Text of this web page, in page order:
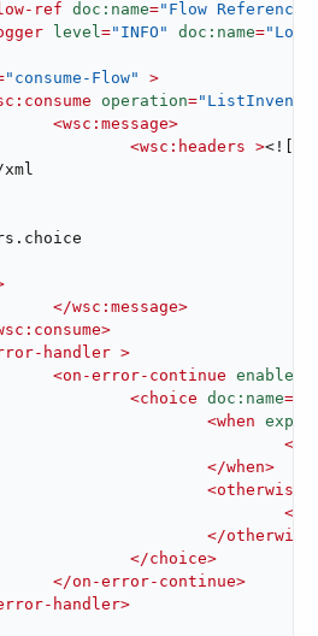
ref doc:name="Flow Reference"
level="INFO" doc:name=
"consume-Flow"
>
operation=
<wsc:message>
<wsc:headers >
</wsc:message>
>
handler >
<on-error-continue
<choice doc:name=
<when
<
</when>
<otherwise
<
</otherwise
</choice>
</on-error-continue>
handler>